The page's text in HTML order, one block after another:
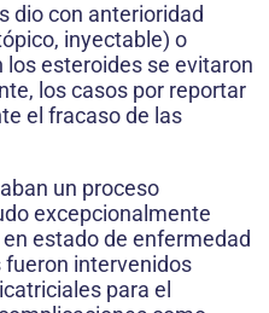
dio con anterioridad
inyectable) o
esteroides se evitaron
los casos por reportar
el fracaso de las
un proceso
excepcionalmente
estado de enfermedad
intervenidos
para el